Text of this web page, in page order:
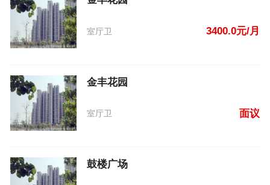
室厅卫 3400.0元/月
金丰花园
室厅卫 面议
鼓楼广场